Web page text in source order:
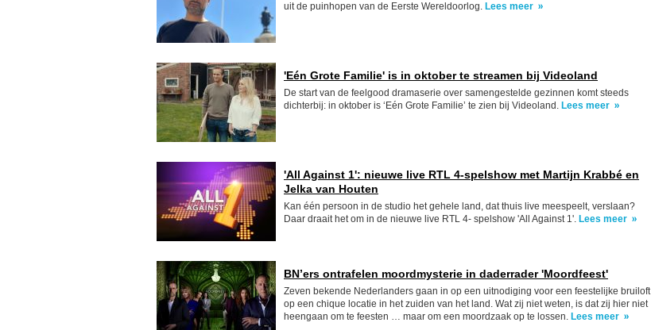
uit de puinhopen van de Eerste Wereldoorlog. Lees meer
'Eén Grote Familie' is in oktober te streamen bij Videoland
De start van de feelgood dramaserie over samengestelde gezinnen komt steeds
dichterbij: in oktober is ‘Eén Grote Familie’ te zien bij Videoland. Lees meer
'All Against 1': nieuwe live RTL 4-spelshow met Martijn Krabbé en
Jelka van Houten
Kan één persoon in de studio het gehele land, dat thuis live meespeelt, verslaan?
Daar draait het om in de nieuwe live RTL 4- spelshow 'All Against 1'. Lees meer
BN’ers ontrafelen moordmysterie in daderrader 'Moordfeest'
Zeven bekende Nederlanders gaan in op een uitnodiging voor een feestelijke bruiloft
op een chique locatie in het zuiden van het land. Wat zij niet weten, is dat zij hier niet
heengaan om te feesten … maar om een moordzaak op te lossen. Lees meer